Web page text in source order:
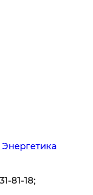
81-18;